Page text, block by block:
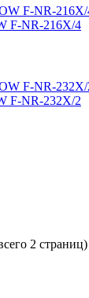
F-NR-216X/4
F-NR-232X/2
2 страниц)